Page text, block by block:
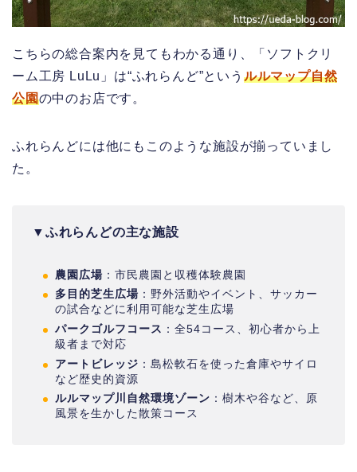
こちらの総合案内を見てもわかる通り、「ソフトクリ
ーム工房 LuLu」は“ふれらんど”という ルルマップ自然
公園の中のお店です。
ふれらんどには他にもこのような施設が揃っていまし
た。
▼ ふれらんどの主な施設
農園広場 ：市民農園と収穫体験農園
多目的芝生広場 ：野外活動やイベント、サッカー
の試合などに利用可能な芝生広場
パークゴルフコース ：全54コース、初心者から上
級者まで対応
アートビレッジ ：島松軟石を使った倉庫やサイロ
など歴史的資源
ルルマップ川自然環境ゾーン ：樹木や谷など、原
風景を生かした散策コース